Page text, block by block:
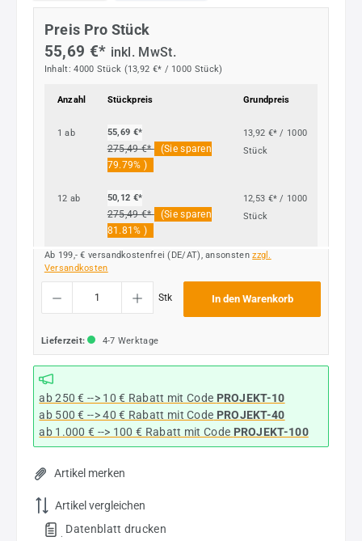
Preis Pro Stück
55,69 €* inkl. MwSt.
Inhalt:4000 Stück (13,92 €* / 1000 Stück)
Anzahl Stückpreis Grundpreis
1 ab 55,69 €*
275,49 €* (Sie sparen
79.79% )
13,92 €* / 1000
Stück
12 ab 50,12 €*
275,49 €* (Sie sparen
81.81% )
12,53 €* / 1000
Stück
Ab 199,- € versandkostenfrei (DE/AT), ansonstenzzgl.
Versandkosten
Produkt Anzahl: Gib den gewünschten Wert ein oder benutze die Schaltflächen um
Stk In den Warenkorb
Lieferzeit: 4-7 Werktage
ab 250 € --> 10 € Rabatt mit Code PROJEKT-10
ab 500 € --> 40 € Rabatt mit Code PROJEKT-40
ab 1.000 € --> 100 € Rabatt mit Code PROJEKT-100
Artikel merken
Artikel vergleichen
. Datenblatt drucken